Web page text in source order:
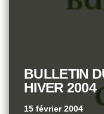
BULLETIN
HIVER 2004
15 février 2004